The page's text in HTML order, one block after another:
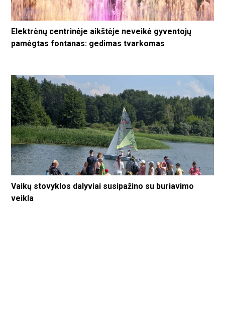
Elektrėnų centrinėje aikštėje neveikė gyventojų
pamėgtas fontanas: gedimas tvarkomas
Vaikų stovyklos dalyviai susipažino su buriavimo
veikla